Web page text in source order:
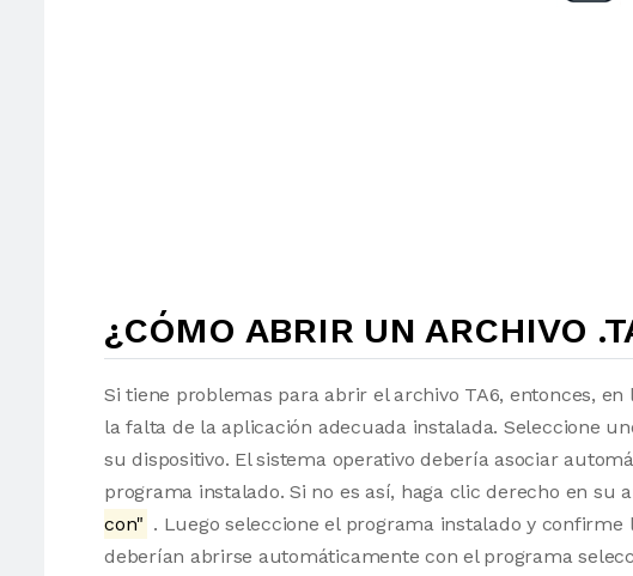
¿CÓMO ABRIR UN ARCHIVO
Si tiene problemas para abrir el archivo TA6, entonces,
la falta de la aplicación adecuada instalada. Seleccione
su dispositivo. El sistema operativo debería asociar
programa instalado. Si no es así, haga clic derecho en su
con" . Luego seleccione el programa instalado y confirme
deberían abrirse automáticamente con el programa